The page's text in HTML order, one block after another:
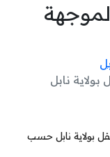
نابل
بولاية نابل حسب